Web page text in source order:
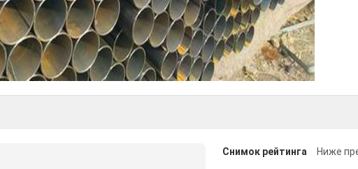
Снимок рейтинга
Ниже